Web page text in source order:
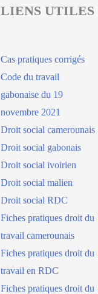
LIENS UTILES
Cas pratiques corrigés
Code du travail
gabonaise du 19
novembre 2021
Droit social camerounais
Droit social gabonais
Droit social ivoirien
Droit social malien
Droit social RDC
Fiches pratiques droit du
travail camerounais
Fiches pratiques droit du
travail en RDC
Fiches pratiques droit du